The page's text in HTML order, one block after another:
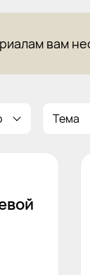
вам
Тема